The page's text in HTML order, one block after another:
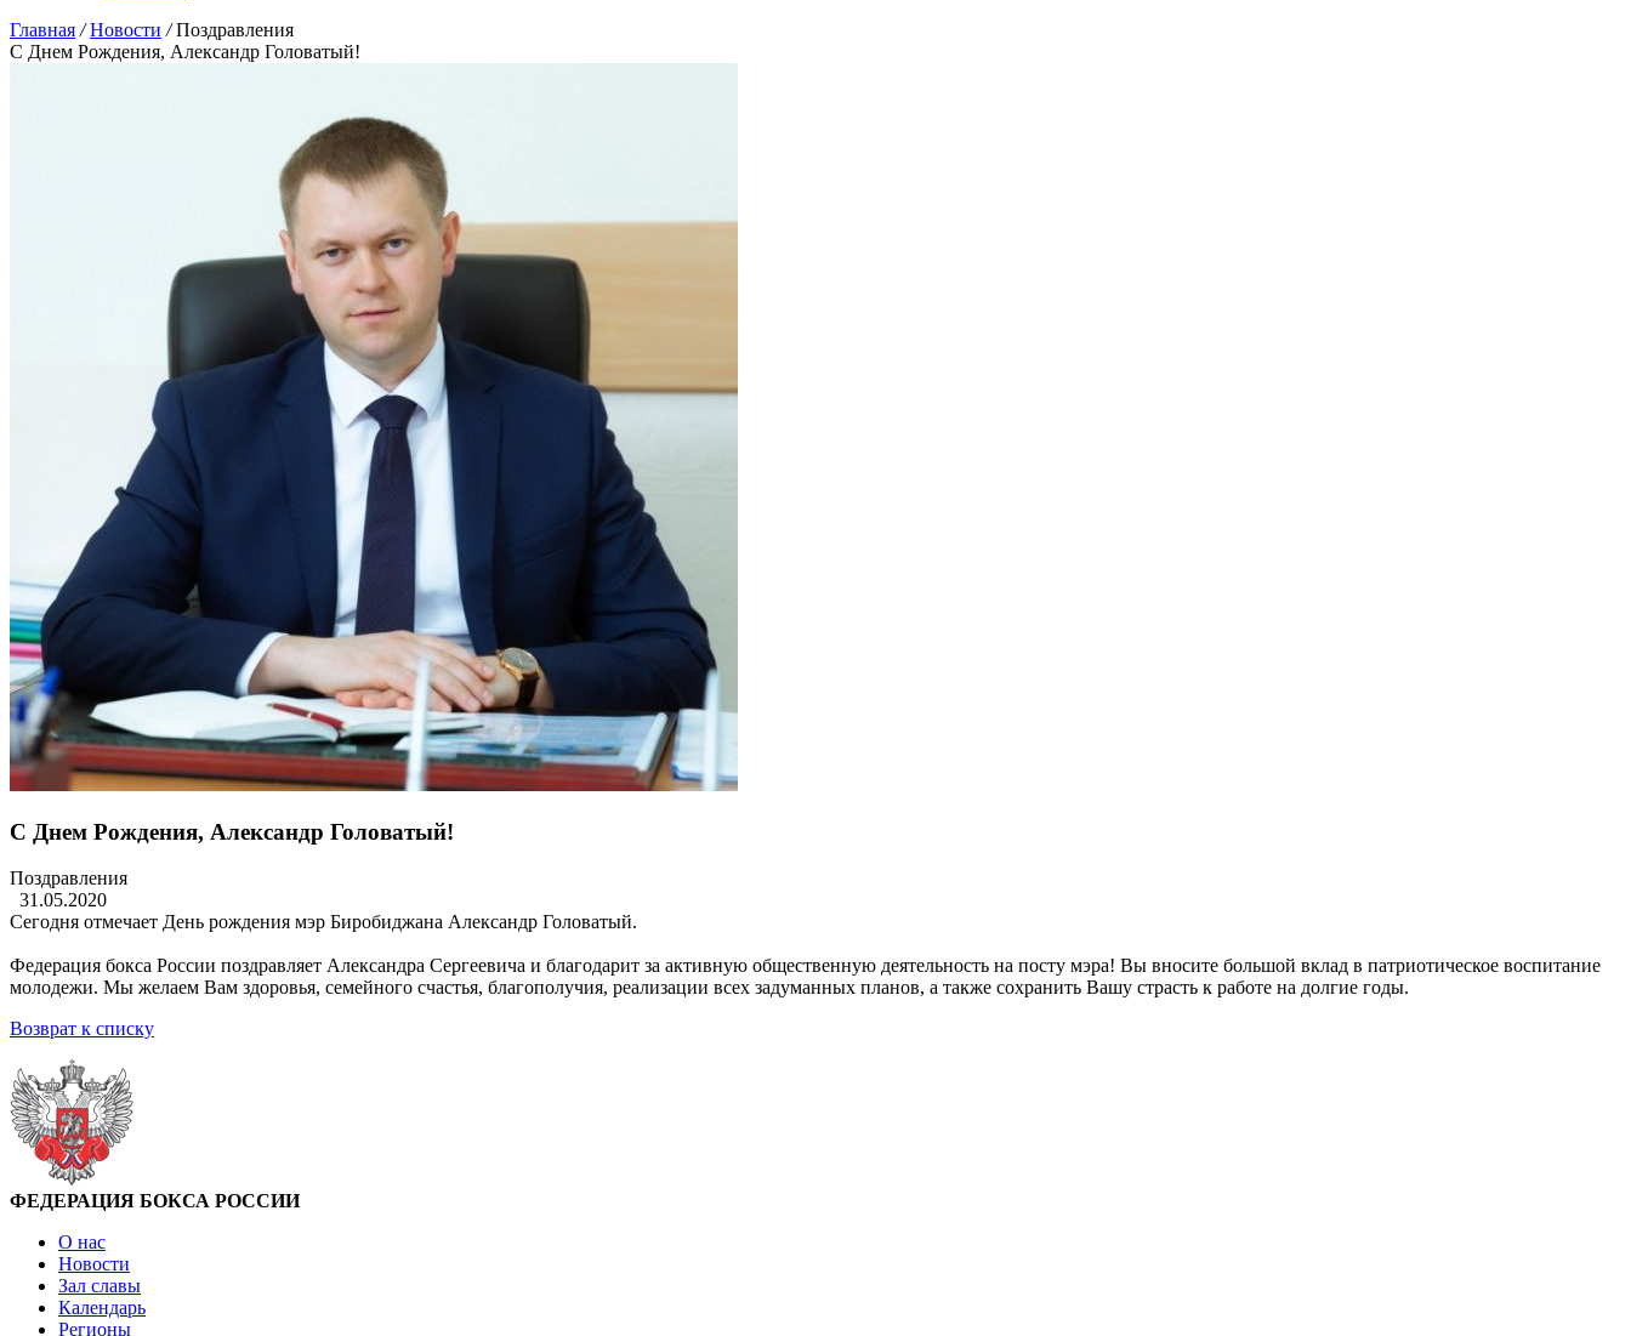
Главная / Новости /Поздравления
С Днем Рождения, Александр Головатый!
С Днем Рождения, Александр Головатый!
Поздравления
31.05.2020
Сегодня отмечает День рождения мэр Биробиджана Александр Головатый.
Федерация бокса России поздравляет Александра Сергеевича и благодарит за активную общественную деятельность на посту мэра! Вы вносите большой вклад в патриотическое воспитание
молодежи. Мы желаем Вам здоровья, семейного счастья, благополучия, реализации всех задуманных планов, а также сохранить Вашу страсть к работе на долгие годы.
Возврат к списку
ФЕДЕРАЦИЯ БОКСА РОССИИ
О нас
Новости
Зал славы
Календарь
Регионы